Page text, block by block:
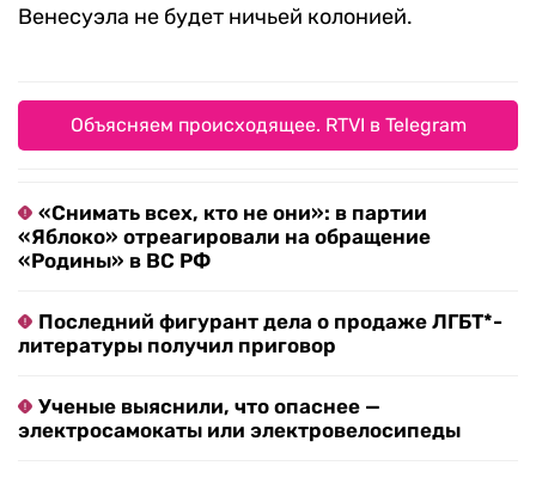
Венесуэла не будет ничьей колонией.
Объясняем происходящее. RTVI в Telegram
«Снимать всех, кто не они»: в партии
«Яблоко» отреагировали на обращение
«Родины» в ВС РФ
Последний фигурант дела о продаже ЛГБТ*-
литературы получил приговор
Ученые выяснили, что опаснее —
электросамокаты или электровелосипеды